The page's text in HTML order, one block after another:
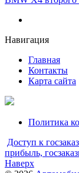
Навигация
Главная
Контакты
Карта сайта
Политика
Доступ к
прибыль,
Наверх